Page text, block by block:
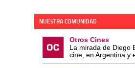
NUESTRA COMUNIDAD
Otros Cines
La mirada de Diego
cine, en Argentina y